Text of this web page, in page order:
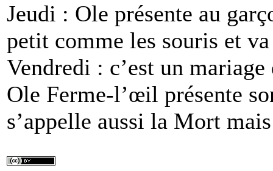
Jeudi : Ole présente au
petit comme les souris et
Vendredi : c’est un
Ole Ferme-l’œil présente
s’appelle aussi la Mort